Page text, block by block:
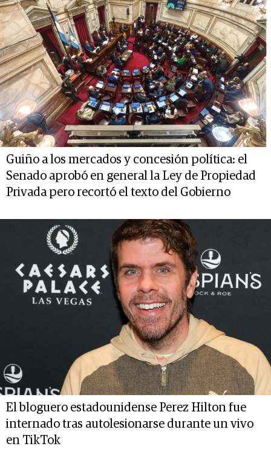
Guiño a los mercados y concesión política: el
Senado aprobó en general la Ley de Propiedad
Privada pero recortó el texto del Gobierno
El bloguero estadounidense Perez Hilton fue
internado tras autolesionarse durante un vivo
en TikTok